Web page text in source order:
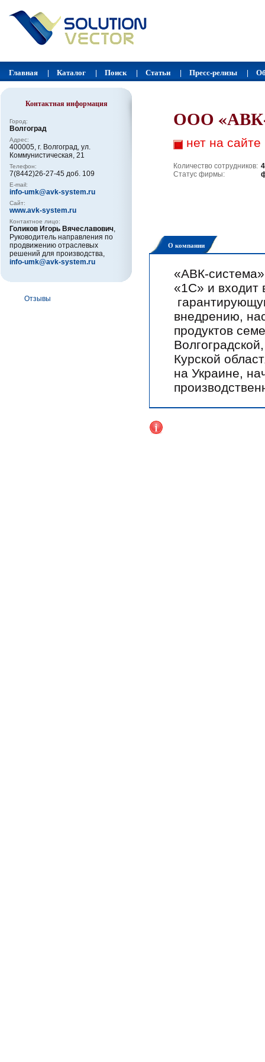
Главная Каталог Поиск Статьи Пресс-релизы
ООО «АВК-
нет на сайте
Количество сотрудников:
Статус фирмы:
О компании
«АВК-
«1С» и входит
внедрению,
продуктов
Курской
на Украине,
Контактная информация
Город:
Волгоград
Адрес:
400005, г. Волгоград, ул.
Коммунистическая, 21
Телефон:
7(8442)26-27-45 доб. 109
E-mail:
info-umk@avk-system.ru
Сайт:
www.avk-system.ru
Контактное лицо:
Голиков Игорь Вячеславович,
Руководитель направления по
продвижению отраслевых
решений для производства,
info-umk@avk-system.ru
Отзывы